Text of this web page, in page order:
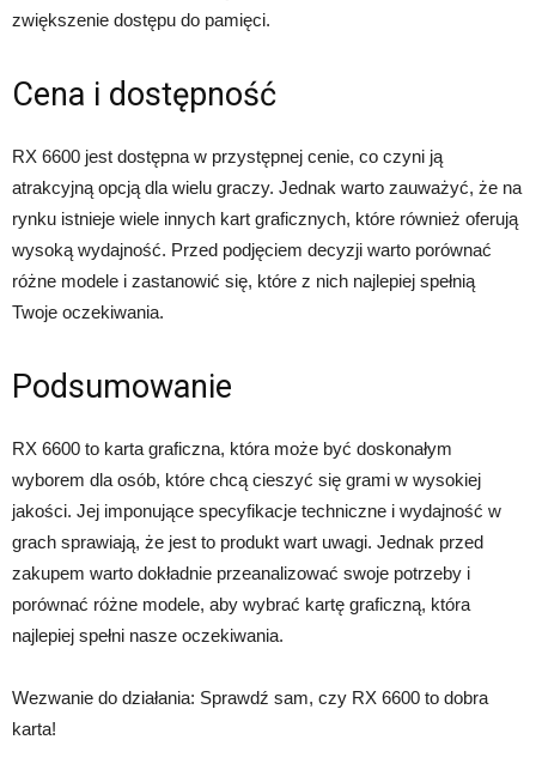
zwiększenie dostępu do pamięci.
Cena i dostępność
RX 6600 jest dostępna w przystępnej cenie, co czyni ją
atrakcyjną opcją dla wielu graczy. Jednak warto zauważyć, że na
rynku istnieje wiele innych kart graficznych, które również oferują
wysoką wydajność. Przed podjęciem decyzji warto porównać
różne modele i zastanowić się, które z nich najlepiej spełnią
Twoje oczekiwania.
Podsumowanie
RX 6600 to karta graficzna, która może być doskonałym
wyborem dla osób, które chcą cieszyć się grami w wysokiej
jakości. Jej imponujące specyfikacje techniczne i wydajność w
grach sprawiają, że jest to produkt wart uwagi. Jednak przed
zakupem warto dokładnie przeanalizować swoje potrzeby i
porównać różne modele, aby wybrać kartę graficzną, która
najlepiej spełni nasze oczekiwania.
Wezwanie do działania: Sprawdź sam, czy RX 6600 to dobra
karta!